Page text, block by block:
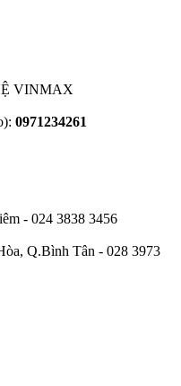
VINMAX
0971234261
- 024 3838 3456
Q.Bình Tân - 028 3973